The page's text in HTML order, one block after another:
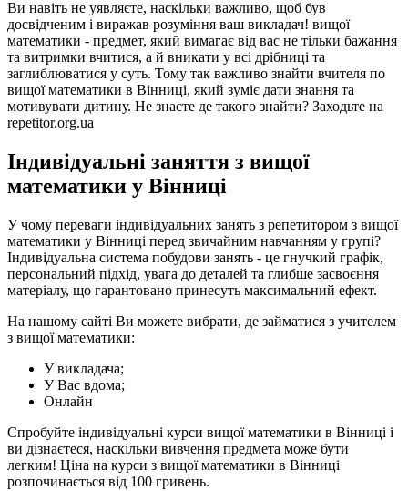
Ви навіть не уявляєте, наскільки важливо, щоб був
досвідченим і виражав розуміння ваш викладач! вищої
математики - предмет, який вимагає від вас не тільки бажання
та витримки вчитися, а й вникати у всі дрібниці та
заглиблюватися у суть. Тому так важливо знайти вчителя по
вищої математики в Вінниці, який зуміє дати знання та
мотивувати дитину. Не знаєте де такого знайти? Заходьте на
repetitor.org.ua
Індивідуальні заняття з вищої
математики у Вінниці
У чому переваги індивідуальних занять з репетитором з вищої
математики у Вінниці перед звичайним навчанням у групі?
Індивідуальна система побудови занять - це гнучкий графік,
персональний підхід, увага до деталей та глибше засвоєння
матеріалу, що гарантовано принесуть максимальний ефект.
На нашому сайті Ви можете вибрати, де займатися з учителем
з вищої математики:
У викладача;
У Вас вдома;
Онлайн
Спробуйте індивідуальні курси вищої математики в Вінниці і
ви дізнаєтеся, наскільки вивчення предмета може бути
легким! Ціна на курси з вищої математики в Вінниці
розпочинається від 100 гривень.